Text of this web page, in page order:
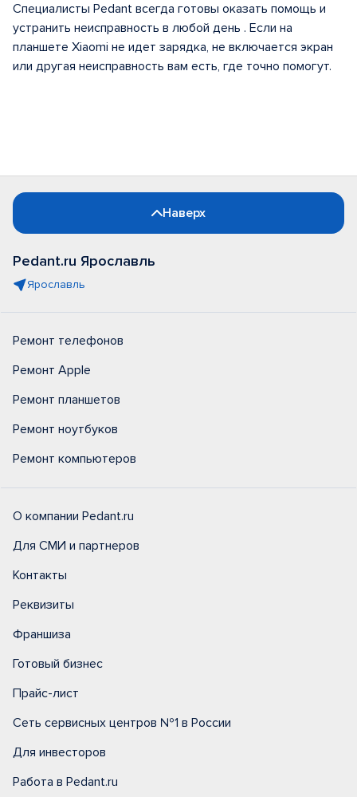
Специалисты Pedant всегда готовы оказать помощь и
устранить неисправность в любой день . Если на
планшете Xiaomi не идет зарядка, не включается экран
или другая неисправность вам есть, где точно помогут.
Наверх
Pedant.ru Ярославль
Ярославль
Ремонт телефонов
Ремонт Apple
Ремонт планшетов
Ремонт ноутбуков
Ремонт компьютеров
О компании Pedant.ru
Для СМИ и партнеров
Контакты
Реквизиты
Франшиза
Готовый бизнес
Прайс-лист
Сеть сервисных центров №1 в России
Для инвесторов
Работа в Pedant.ru